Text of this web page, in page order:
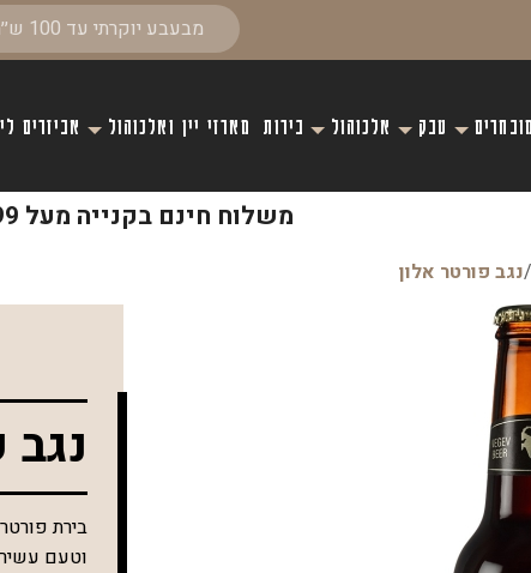
טבק אלכוהול בירות מארזי יין ואלכוהול אביזרים
משלוח חינם בקנייה מעל ₪399
/נגב פורטר אלון
נגב
בירת
וטעם